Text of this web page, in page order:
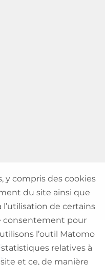
y compris des cookies
du site ainsi que
de certains
consentement pour
l’outil Matomo
relatives à
et ce, de manière